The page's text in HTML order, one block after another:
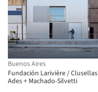
Buenos Aires
Fundación Larivière / Clusellas
Ades + Machado-Silvetti